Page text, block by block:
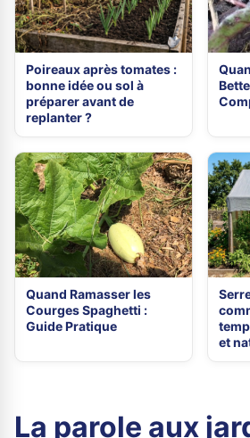
Poireaux après tomates :
bonne idée ou sol à
préparer avant de
replanter ?
Quand Ramasser les
Courges Spaghetti :
Guide Pratique
et
La parole aux